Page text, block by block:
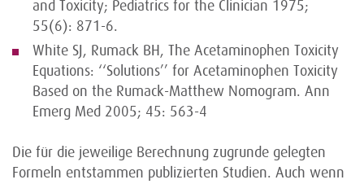
and Toxicity; Pediatrics for the Clinician 1975;
55(6): 871-6.
White SJ, Rumack BH, The Acetaminophen Toxicity
Equations: ‘‘Solutions’’ for Acetaminophen Toxicity
Based on the Rumack-Matthew Nomogram. Ann
Emerg Med 2005; 45: 563-4
Die für die jeweilige Berechnung zugrunde gelegten
Formeln entstammen publizierten Studien. Auch wenn